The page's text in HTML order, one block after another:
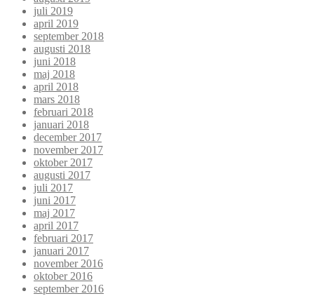
juli 2019
april 2019
september 2018
augusti 2018
juni 2018
maj 2018
april 2018
mars 2018
februari 2018
januari 2018
december 2017
november 2017
oktober 2017
augusti 2017
juli 2017
juni 2017
maj 2017
april 2017
februari 2017
januari 2017
november 2016
oktober 2016
september 2016